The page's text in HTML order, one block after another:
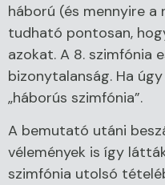
háború (és mennyire
tudható pontosan,
azokat. A 8. szimfónia
bizonytalanság. Ha
„háborús szimfónia”.
A bemutató utáni
vélemények is így
szimfónia utolsó